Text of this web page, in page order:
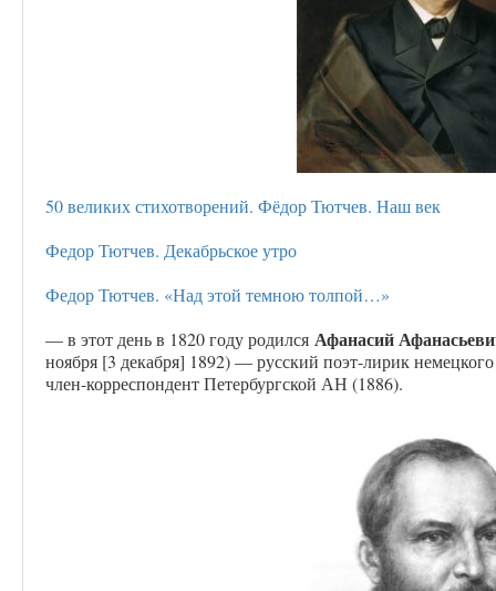
50 великих стихотворений. Фёдор Тютчев. Наш век
Федор Тютчев. Декабрьское утро
Федор Тютчев. «Над этой темною толпой…»
— в этот день в 1820 году родился Афанасий
ноября [3 декабря] 1892) — русский поэт-лирик
член-корреспондент Петербургской АН (1886).